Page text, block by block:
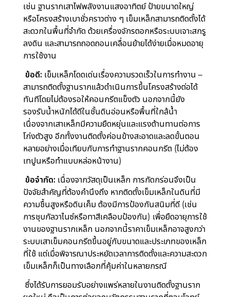
เช่น ฐานรากเสาไฟพลังงานแสงอาทิตย์ ป้ายขนาดใหญ่
หรือโครงสร้างเบาชั่วคราวต่าง ๆ เข็มเหล็กสามารถติดตั้งได้
สะดวกในพื้นที่จำกัด ด้วยเครื่องจักรตอกหรือระบบเจาะสกรู
ลงดิน และสามารถถอดถอนเคลื่อนย้ายได้ง่ายเมื่อหมดอายุ
การใช้งาน
ข้อดี: เข็มเหล็กโดดเด่นเรื่องความรวดเร็วในการทำงาน –
สามารถติดตั้งฐานรากแล้วดำเนินการขึ้นโครงสร้างต่อได้
ทันทีโดยไม่ต้องรอให้คอนกรีตแข็งตัว นอกจากนี้ยัง
รองรับน้ำหนักได้ดีในชั้นดินอ่อนหรือพื้นที่ใกล้น้ำ
เนื่องจากเสาเหล็กมีความยืดหยุ่นและแรงต้านทานต่อการ
โก่งตัวสูง อีกทั้งงานติดตั้งค่อนข้างสะอาดและลดขั้นตอน
หลายอย่างเมื่อเทียบกับการทำฐานรากคอนกรีต (ไม่ต้อง
เทปูนหรือทำแบบหล่อหน้างาน)
ข้อจำกัด: เนื่องจากวัสดุเป็นเหล็ก การกัดกร่อนจึงเป็น
ปัจจัยสำคัญที่ต้องคำนึงถึง หากติดตั้งเข็มเหล็กในดินที่มี
ความชื้นสูงหรือดินเค็ม ต้องมีการป้องกันสนิมที่ดี (เช่น
การชุบกัลวาไนซ์หรือทาสีเคลือบป้องกัน) เพื่อยืดอายุการใช้
งานของฐานรากเหล็ก นอกจากนี้ราคาเข็มเหล็กอาจสูงกว่า
ระบบเสาเข็มคอนกรีตขึ้นอยู่กับขนาดและประเภทของเหล็ก
ที่ใช้ แต่เมื่อพิจารณาประหยัดเวลาการติดตั้งและความสะดวก
เข็มเหล็กก็เป็นทางเลือกที่คุ้มค่าในหลายกรณี
ซึ่งได้รับการยอมรับอย่างแพร่หลายในงานติดตั้งฐานราก